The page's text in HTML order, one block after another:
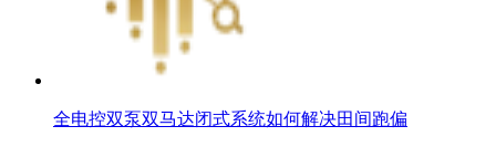
全电控双泵双马达闭式系统如何解决田间跑偏